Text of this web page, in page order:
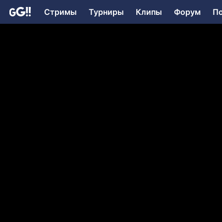
Стримы Турниры Клипы Форум